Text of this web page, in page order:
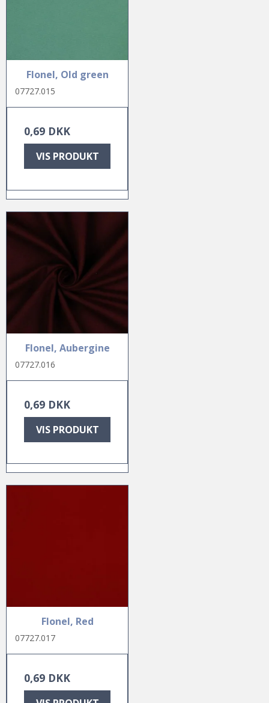
Flonel, Old green
07727.015
0,69 DKK
VIS PRODUKT
Flonel, Aubergine
07727.016
0,69 DKK
VIS PRODUKT
Flonel, Red
07727.017
0,69 DKK